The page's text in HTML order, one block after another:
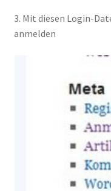
3. Mit diesen Login-
anmelden